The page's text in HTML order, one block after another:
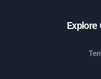
Explore